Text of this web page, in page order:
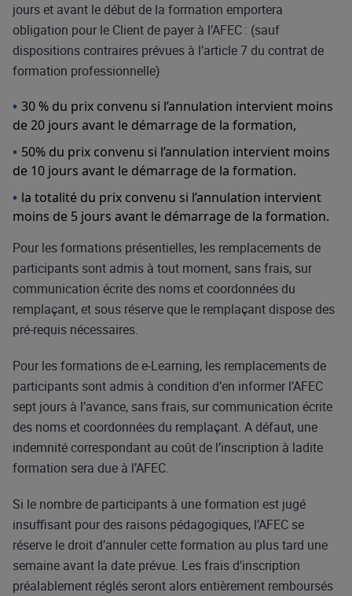
jours et avant le début de la formation emportera
obligation pour le Client de payer à l’AFEC : (sauf
dispositions contraires prévues à l’article 7 du contrat de
formation professionnelle)
30 % du prix convenu si l’annulation intervient moins
de 20 jours avant le démarrage de la formation,
50% du prix convenu si l’annulation intervient moins
de 10 jours avant le démarrage de la formation.
la totalité du prix convenu si l’annulation intervient
moins de 5 jours avant le démarrage de la formation.
Pour les formations présentielles, les remplacements de
participants sont admis à tout moment, sans frais, sur
communication écrite des noms et coordonnées du
remplaçant, et sous réserve que le remplaçant dispose des
pré-requis nécessaires.
Pour les formations de e-Learning, les remplacements de
participants sont admis à condition d’en informer l’AFEC
sept jours à l’avance, sans frais, sur communication écrite
des noms et coordonnées du remplaçant. A défaut, une
indemnité correspondant au coût de l’inscription à ladite
formation sera due à l’AFEC.
Si le nombre de participants à une formation est jugé
insuffisant pour des raisons pédagogiques, l’AFEC se
réserve le droit d’annuler cette formation au plus tard une
semaine avant la date prévue. Les frais d’inscription
préalablement réglés seront alors entièrement remboursés